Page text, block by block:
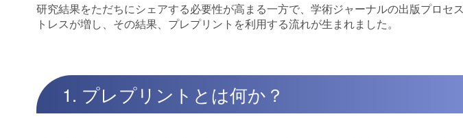
研究結果をただちにシェアする必要性が高まる一方で、学術ジャーナルの出版プロセ
トレスが増し、その結果、プレプリントを利用する流れが生まれました。
1. プレプリントとは何か？